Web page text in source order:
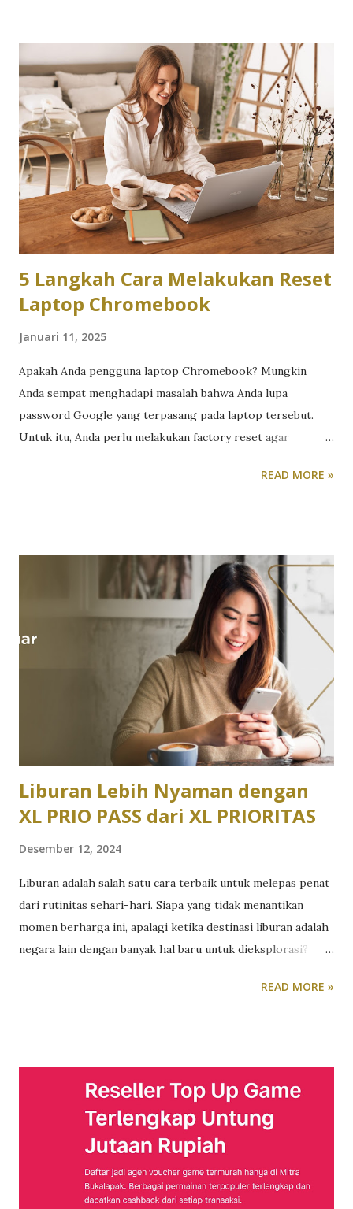
kursor. Beberapa opsi menu juga menjadi tidak dapat
diakses saat File Explorer dalam mode layar penuh. Selain
itu, kursor mouse menghilang saat berinteraksi dengan
input teks, bilah atas File Explorer lambat dimuat,
mengetikkan jalur di bilah alamat sering kali tidak berfungsi
dengan baik, dan aplikasi sering crash saat membuat folder
baru di lokasi tertentu. Microsoft telah mengonfirmasi
bahwa perbaikan untuk masalah-masalah ini sedang
dikembangkan. Beberapa patch telah disertakan dalam build
B...
5 Langkah Cara Melakukan Reset
Laptop Chromebook
Januari 11, 2025
Apakah Anda pengguna laptop Chromebook? Mungkin
Anda sempat menghadapi masalah bahwa Anda lupa
password Google yang terpasang pada laptop tersebut.
Untuk itu, Anda perlu melakukan factory reset agar
adalah tutorial lengkap untuk melakukan factory reset pada
login ulang setelah reset. Langkah 1: Coba Recovery
Password Google Sebelum melakukan reset, cobalah
memulihkan akun Google yang terhubung dengan
Chromebook Anda: Buka Halaman Pemulihan Akun Google
(di https://accounts.google.com/signin/recovery) pada
perangkat lain. Ikuti langkah-langkah untuk memulihkan
password akun Google Anda. Jika berhasil, gunakan
password baru untuk login ke Chromebook Anda. Jika
tidak bisa, lanjutkan ke langkah berikutnya untuk factory
reset. Langkah 2: Persiapkan Chrom...
READ MORE »
Liburan Lebih Nyaman dengan
XL PRIO PASS dari XL PRIORITAS
Desember 12, 2024
Liburan adalah salah satu cara terbaik untuk melepas penat
dari rutinitas sehari-hari. Siapa yang tidak menantikan
momen berharga ini, apalagi ketika destinasi liburan adalah
negara lain dengan banyak hal baru untuk dieksplorasi?
masalah kecil tapi penting, yaitu konektivitas. Terutama
Untungnya, XL PRIORITAS menawarkan solusi mudah bagi
Anda: XL PRIO PASS. Untuk pelanggan XL PRIORITAS yang
terdaftar dalam Plan Platinum, Diamond, atau Ultima, ada
kabar gembira. Anda bisa merasakan serunya liburan tanpa
pusing dengan masalah jaringan berkat layanan PRIO PASS.
Ini adalah layanan free roaming yang memungkinkan Anda
READ MORE »